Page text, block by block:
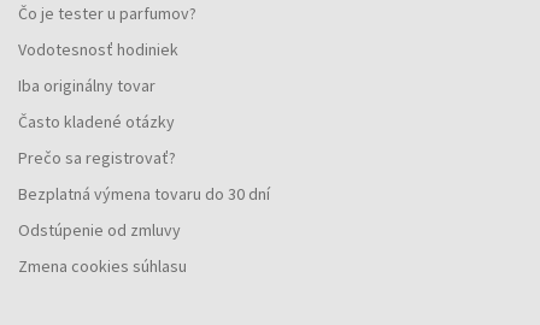
Čo je tester u parfumov?
Vodotesnosť hodiniek
Iba originálny tovar
Často kladené otázky
Prečo sa registrovať?
Bezplatná výmena tovaru do 30 dní
Odstúpenie od zmluvy
Zmena cookies súhlasu